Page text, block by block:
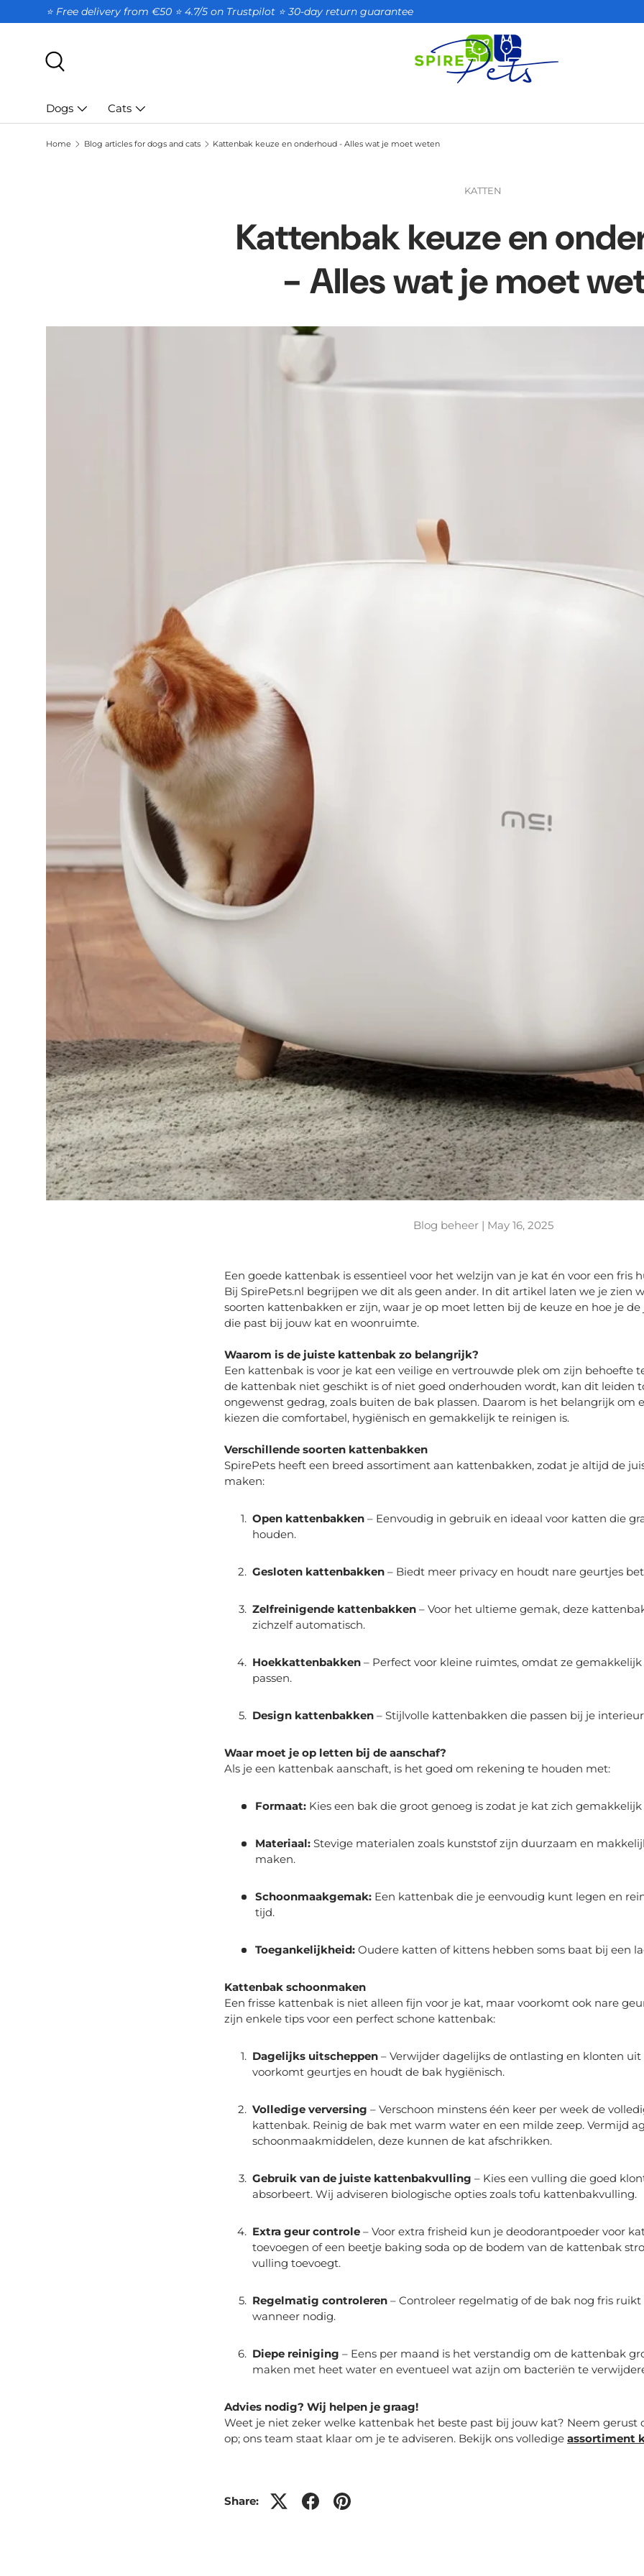
SKIP TO CONTENT
⭐ Free delivery from €50 ⭐ 4.7/5 on Trustpilot ⭐️ 30-day return guarantee
Dogs
Cats
Home Blog articles for dogs and cats Kattenbak keuze en onderhoud - Alles wat je moet weten
KATTEN
Kattenbak keuze en
- Alles wat je moet
Blog beheer | May 16, 2025
Een goede kattenbak is essentieel voor het welzijn van je kat én voor een fris
Bij SpirePets.nl begrijpen we dit als geen ander. In dit artikel laten we je zien
soorten kattenbakken er zijn, waar je op moet letten bij de keuze en hoe je
die past bij jouw kat en woonruimte.
Waarom is de juiste kattenbak zo belangrijk?
Een kattenbak is voor je kat een veilige en vertrouwde plek om zijn behoefte
de kattenbak niet geschikt is of niet goed onderhouden wordt, kan dit leiden
ongewenst gedrag, zoals buiten de bak plassen. Daarom is het belangrijk om
kiezen die comfortabel, hygiënisch en gemakkelijk te reinigen is.
Verschillende soorten kattenbakken
SpirePets heeft een breed assortiment aan kattenbakken, zodat je altijd de
maken:
Open kattenbakken– Eenvoudig in gebruik en ideaal voor katten die
houden.
Gesloten kattenbakken– Biedt meer privacy en houdt nare geurtjes
Zelfreinigende kattenbakken– Voor het ultieme gemak, deze
zichzelf automatisch.
Hoekkattenbakken– Perfect voor kleine ruimtes, omdat ze
passen.
Design kattenbakken– Stijlvolle kattenbakken die passen bij je
Waar moet je op letten bij de aanschaf?
Als je een kattenbak aanschaft, is het goed om rekening te houden met:
Formaat:Kies een bak die groot genoeg is zodat je kat zich
Materiaal:Stevige materialen zoals kunststof zijn duurzaam en
maken.
Schoonmaakgemak:Een kattenbak die je eenvoudig kunt legen en
tijd.
Toegankelijkheid:Oudere katten of kittens hebben soms baat bij een
Kattenbak schoonmaken
Een frisse kattenbak is niet alleen fijn voor je kat, maar voorkomt ook nare
zijn enkele tips voor een perfect schone kattenbak:
Dagelijks uitscheppen– Verwijder dagelijks de ontlasting en klonten
voorkomt geurtjes en houdt de bak hygiënisch.
Volledige verversing – Verschoon minstens één keer per week de
kattenbak. Reinig de bak met warm water en een milde zeep. Vermijd
schoonmaakmiddelen, deze kunnen de kat afschrikken.
Gebruik van de juiste kattenbakvulling – Kies een vulling die goed
absorbeert. Wij adviseren biologische opties zoals tofu kattenbakvulling.
Extra geur controle– Voor extra frisheid kun je deodorantpoeder voor
toevoegen of een beetje baking soda op de bodem van de kattenbak
vulling toevoegt.
Regelmatig controleren– Controleer regelmatig of de bak nog fris ruikt
wanneer nodig.
Diepe reiniging – Eens per maand is het verstandig om de kattenbak
maken met heet water en eventueel wat azijn om bacteriën te
Advies nodig? Wij helpen je graag!
Weet je niet zeker welke kattenbak het beste past bij jouw kat? Neem gerust
op; ons team staat klaar om je te adviseren. Bekijk ons volledige assortiment
Share: